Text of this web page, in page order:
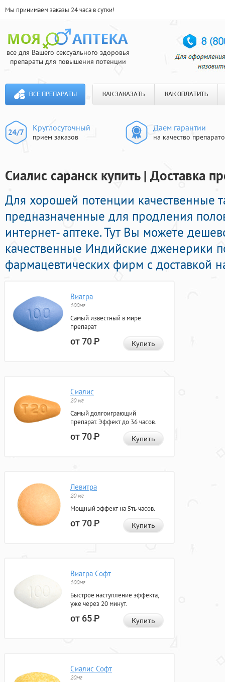
Мы принимаем заказы 24 часа в сутки!
все для Вашего сексуального здоровья
препараты для повышения потенции
ВСЕ ПРЕПАРАТЫ КАК ЗАКАЗАТЬ КАК ОПЛАТИТЬ
Круглосуточный
прием заказов
Даем гарантии
на качество
Сиалис саранск купить | Доставка
Для хорошей потенции качественные
предназначенные для продления
интернет- аптеке. Тут Вы можете
качественные Индийские дженерики
фармацевтических фирм с доставкой
Виагра
100мг
Самый известный в мире
препарат
от 70Р Купить
Сиалис
20 мг
Самый долгоиграющий
препарат. Эффект до 36 часов.
от 70Р Купить
Левитра
20 мг
Мощный эффект на 5ть часов.
от 70Р Купить
Виагра Софт
100мг
Быстрое наступление эффекта,
уже через 20 минут.
от 65Р Купить
Сиалис Софт
20мг